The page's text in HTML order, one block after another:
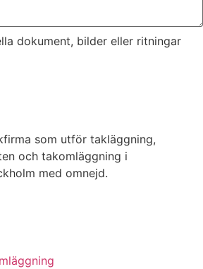
dokument, bilder eller ritningar
som utför takläggning,
och takomläggning i
med omnejd.